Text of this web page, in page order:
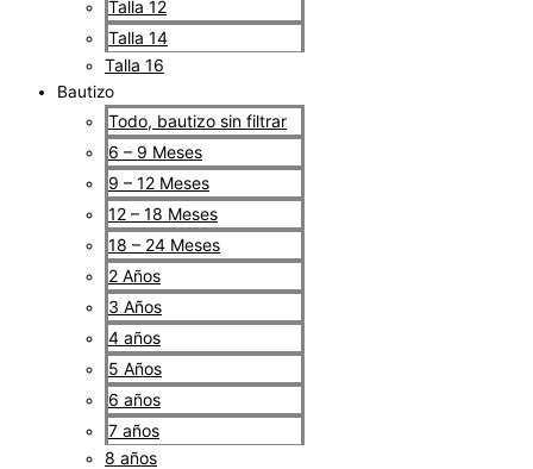
Talla 12
Talla 14
Talla 16
Bautizo
Todo, bautizo sin filtrar
6 – 9 Meses
9 – 12 Meses
12 – 18 Meses
18 – 24 Meses
2 Años
3 Años
4 años
5 Años
6 años
7 años
8 años